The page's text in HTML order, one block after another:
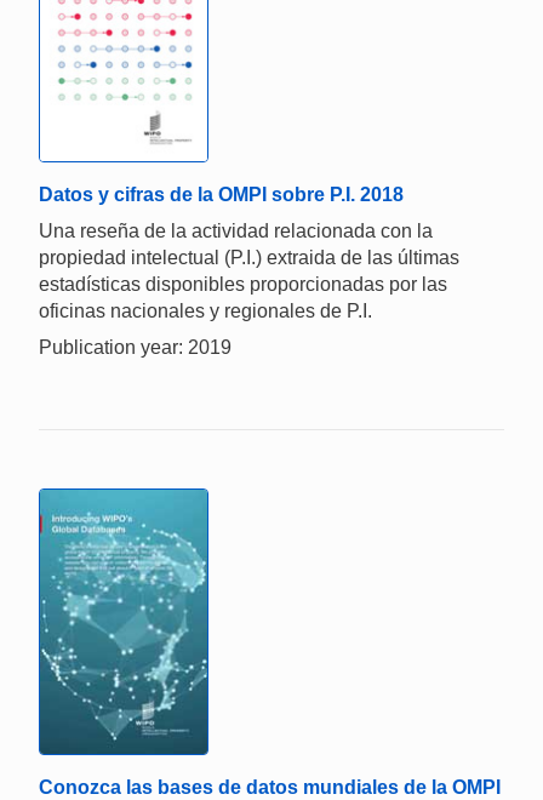
Datos y cifras de la OMPI sobre P.I. 2018
Una reseña de la actividad relacionada con la
propiedad intelectual (P.I.) extraida de las últimas
estadísticas disponibles proporcionadas por las
oficinas nacionales y regionales de P.I.
Publication year: 2019
Conozca las bases de datos mundiales de la OMPI